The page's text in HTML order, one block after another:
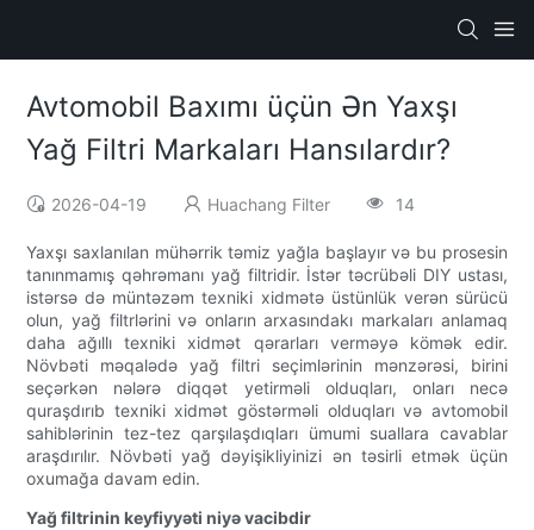
Avtomobil Baxımı üçün Ən Yaxşı
Yağ Filtri Markaları Hansılardır?
2026-04-19 Huachang Filter 14
Yaxşı saxlanılan mühərrik təmiz yağla başlayır və bu prosesin
tanınmamış qəhrəmanı yağ filtridir. İstər təcrübəli DIY ustası,
istərsə də müntəzəm texniki xidmətə üstünlük verən sürücü
olun, yağ filtrlərini və onların arxasındakı markaları anlamaq
daha ağıllı texniki xidmət qərarları verməyə kömək edir.
Növbəti məqalədə yağ filtri seçimlərinin mənzərəsi, birini
seçərkən nələrə diqqət yetirməli olduqları, onları necə
quraşdırıb texniki xidmət göstərməli olduqları və avtomobil
sahiblərinin tez-tez qarşılaşdıqları ümumi suallara cavablar
araşdırılır. Növbəti yağ dəyişikliyinizi ən təsirli etmək üçün
oxumağa davam edin.
Yağ filtrinin keyfiyyəti niyə vacibdir